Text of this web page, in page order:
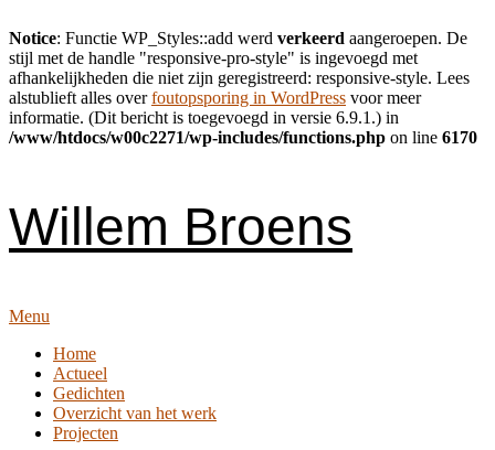
Notice: Functie WP_Styles::add werd verkeerd aangeroepen. De
stijl met de handle "responsive-pro-style" is ingevoegd met
afhankelijkheden die niet zijn geregistreerd: responsive-style. Lees
alstublieft alles overfoutopsporing in WordPress voor meer
informatie. (Dit bericht is toegevoegd in versie 6.9.1.) in
/www/htdocs/w00c2271/wp-includes/functions.php on line 6170
Willem Broens
Menu
Home
Actueel
Gedichten
Overzicht van het werk
Projecten